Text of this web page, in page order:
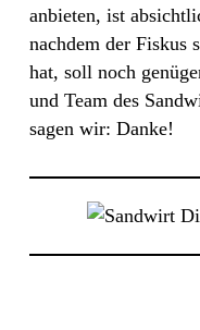
anbieten, ist
nachdem der Fiskus
hat, soll noch
und Team des
sagen wir: Danke!